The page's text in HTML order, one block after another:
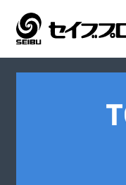
HOME 製品